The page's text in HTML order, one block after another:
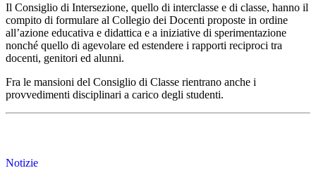
Il Consiglio di Intersezione, quello di interclasse e di classe, hanno il
compito di formulare al Collegio dei Docenti proposte in ordine
all’azione educativa e didattica e a iniziative di sperimentazione
nonché quello di agevolare ed estendere i rapporti reciproci tra
docenti, genitori ed alunni.
Fra le mansioni del Consiglio di Classe rientrano anche i
provvedimenti disciplinari a carico degli studenti.
Notizie